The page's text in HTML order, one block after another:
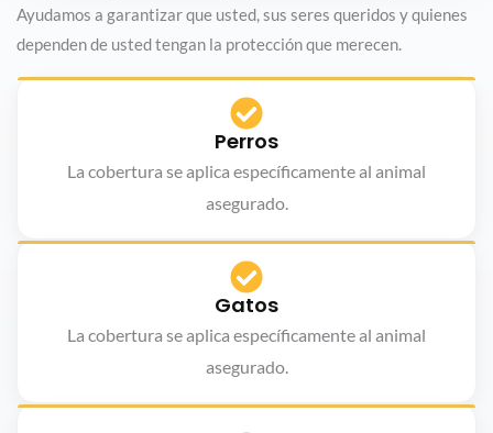
Ayudamos a garantizar que usted, sus seres queridos y quienes
dependen de usted tengan la protección que merecen.
Perros
La cobertura se aplica específicamente al animal
asegurado.
Gatos
La cobertura se aplica específicamente al animal
asegurado.